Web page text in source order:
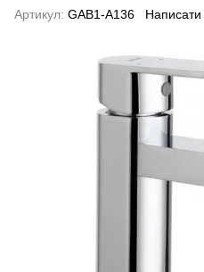
Артикул: GAB1-A136 Написати